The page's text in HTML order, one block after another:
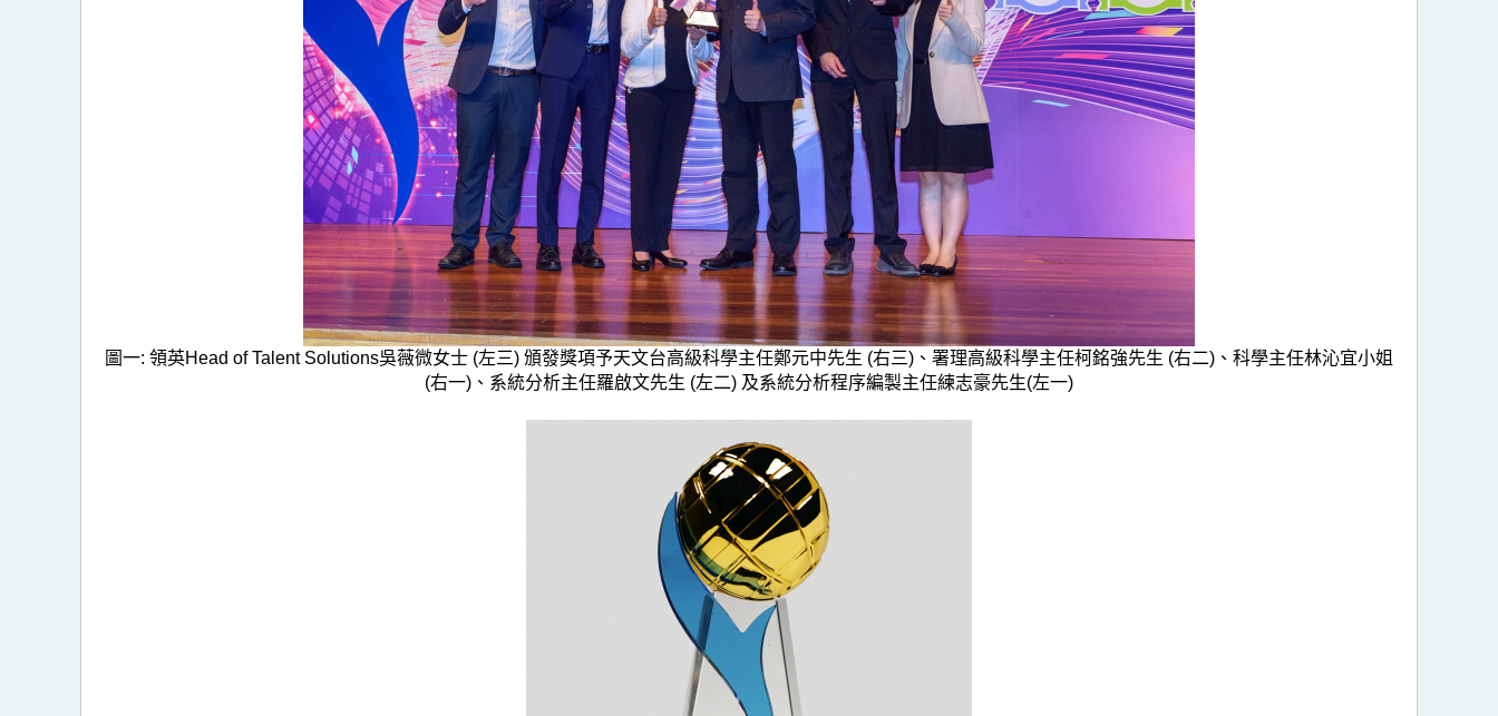
圖一: 領英Head of Talent Solutions吳薇微女士 (左三) 頒發獎項予天文台高級科學主任鄭元中先生 (右三)、署理高級科學主任柯銘強先生 (右二)、科學主任林沁宜小姐
(右一)、系統分析主任羅啟文先生 (左二) 及系統分析程序編製主任練志豪先生(左一)